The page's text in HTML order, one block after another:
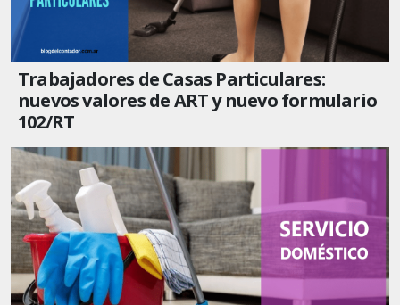
Trabajadores de Casas Particulares:
nuevos valores de ART y nuevo formulario
102/RT